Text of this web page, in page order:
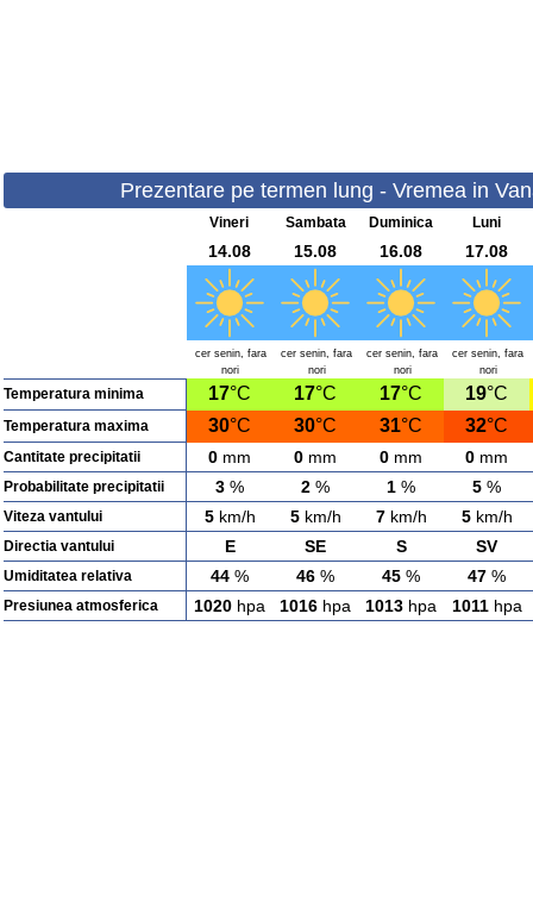
Prezentare pe termen lung - Vremea in
Vineri Sambata Duminica Luni
14.08 15.08 16.08 17.08
cer senin, fara
nori
cer senin, fara
nori
cer senin, fara
nori
cer senin, fara
nori
Temperatura minima 17°C 17°C 17°C 19°C
Temperatura maxima 30°C 30°C 31°C 32°C
Cantitate precipitatii 0 mm 0 mm 0 mm 0 mm
Probabilitate precipitatii 3 % 2 % 1 % 5 %
Viteza vantului 5km/h 5km/h 7km/h 5km/h
Directia vantului E SE S SV
Umiditatea relativa 44 % 46 % 45 % 47 %
Presiunea atmosferica 1020 hpa 1016 hpa 1013 hpa 1011hpa